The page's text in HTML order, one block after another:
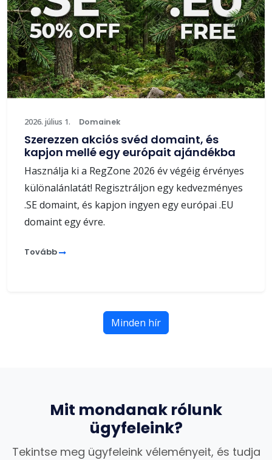
2026. július 1. Domainek
Szerezzen akciós svéd domaint, és
kapjon mellé egy európait ajándékba
Használja ki a RegZone 2026 év végéig érvényes
különalánlatát! Regisztráljon egy kedvezményes
.SE domaint, és kapjon ingyen egy európai .EU
domaint egy évre.
Tovább
Minden hír
Mit mondanak rólunk
ügyfeleink?
Tekintse meg ügyfeleink véleményeit, és tudja